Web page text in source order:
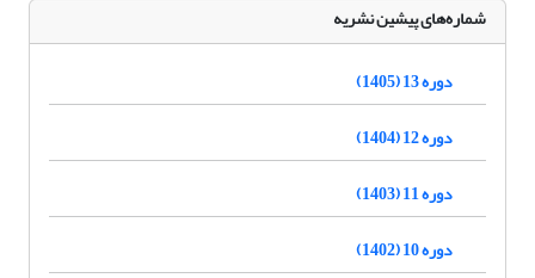
شماره‌های پیشین نشریه
دوره 13 (1405)
دوره 12 (1404)
دوره 11 (1403)
دوره 10 (1402)